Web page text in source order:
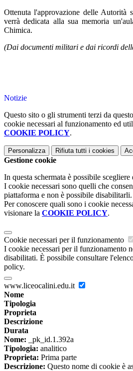
Ottenuta l'approvazione delle Autorità
verrà dedicata alla sua memoria
Chimica.
(Dai documenti militari e dai ricordi
Notizie
Questo sito o gli strumenti terzi da
cookie necessari al funzionamento ed
COOKIE POLICY.
Personalizza Rifiuta tutti i cookies
Gestione cookie
In questa schermata è possibile
I cookie necessari sono quelli che
piattaforma e non è possibile disabilitarli.
Per conoscere quali sono i cookie
visionare la COOKIE POLICY.
Cookie necessari per il funzionamento
I cookie necessari per il funzionamento
disabilitati. È possibile consultare
policy.
www.liceocalini.edu.it
Nome
Tipologia
Proprieta
Descrizione
Durata
Nome: _pk_id.1.392a
Tipologia: analitico
Proprieta: Prima parte
Descrizione: Questo nome di cookie è